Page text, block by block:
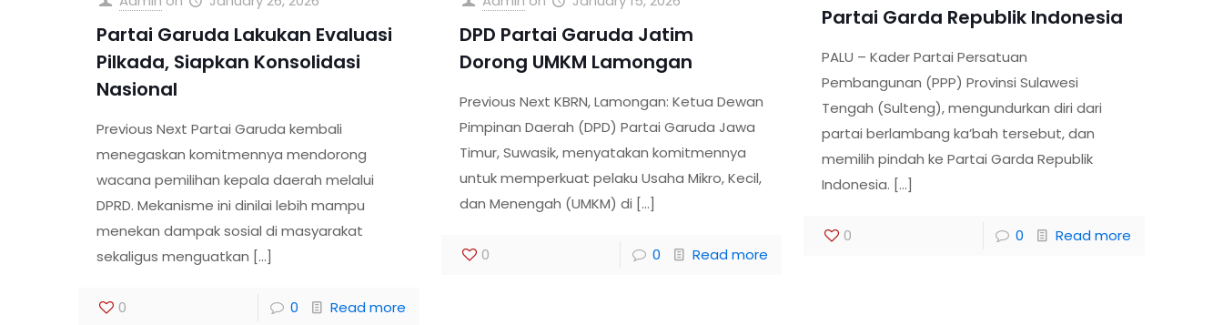
Partai Garuda Lakukan Evaluasi
Pilkada, Siapkan Konsolidasi
Nasional
Previous Next Partai Garuda kembali
menegaskan komitmennya mendorong
wacana pemilihan kepala daerah melalui
DPRD. Mekanisme ini dinilai lebih mampu
menekan dampak sosial di masyarakat
sekaligus menguatkan […]
0 0 Read more
DPD Partai Garuda Jatim
Dorong UMKM Lamongan
Previous Next KBRN, Lamongan: Ketua Dewan
Pimpinan Daerah (DPD) Partai Garuda Jawa
Timur, Suwasik, menyatakan komitmennya
untuk memperkuat pelaku Usaha Mikro, Kecil,
dan Menengah (UMKM) di […]
0 0 Read more
Partai Garda Republik Indonesia
PALU – Kader Partai Persatuan
Pembangunan (PPP) Provinsi Sulawesi
Tengah (Sulteng), mengundurkan diri dari
partai berlambang ka’bah tersebut, dan
memilih pindah ke Partai Garda Republik
Indonesia. […]
0 0 Read more